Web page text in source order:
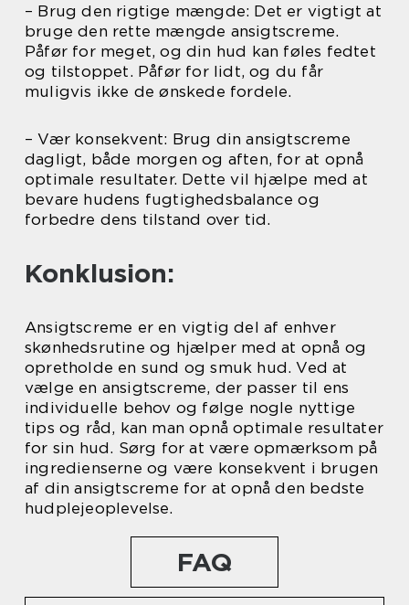
– Brug den rigtige mængde: Det er vigtigt at
bruge den rette mængde ansigtscreme.
Påfør for meget, og din hud kan føles fedtet
og tilstoppet. Påfør for lidt, og du får
muligvis ikke de ønskede fordele.
– Vær konsekvent: Brug din ansigtscreme
dagligt, både morgen og aften, for at opnå
optimale resultater. Dette vil hjælpe med at
bevare hudens fugtighedsbalance og
forbedre dens tilstand over tid.
Konklusion:
Ansigtscreme er en vigtig del af enhver
skønhedsrutine og hjælper med at opnå og
opretholde en sund og smuk hud. Ved at
vælge en ansigtscreme, der passer til ens
individuelle behov og følge nogle nyttige
tips og råd, kan man opnå optimale resultater
for sin hud. Sørg for at være opmærksom på
ingredienserne og være konsekvent i brugen
af din ansigtscreme for at opnå den bedste
hudplejeoplevelse.
FAQ